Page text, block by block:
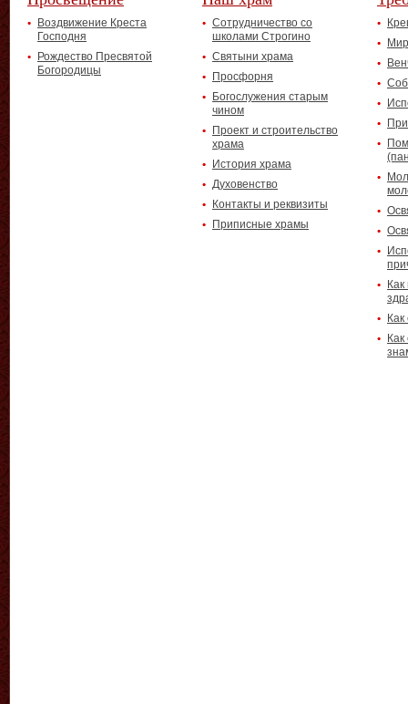
Воздвижение Креста
Господня
Рождество Пресвятой
Богородицы
Сотрудничество со
школами Строгино
Святыни храма
Просфорня
Богослужения старым
чином
Проект и строительство
храма
История храма
Духовенство
Контакты и реквизиты
Приписные храмы
Как